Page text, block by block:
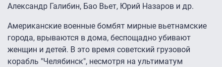
Александр Галибин, Бао Вьет, Юрий Назаров и др.
Американские военные бомбят мирные вьетнамские
города, врываются в дома, беспощадно убивают
женщин и детей. В это время советский грузовой
корабль "Челябинск", несмотря на ультиматум